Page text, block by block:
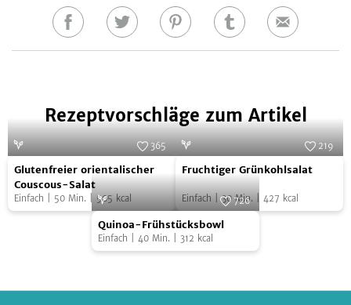
Auf
Auf
Auf
Auf
E-
Rezeptvorschläge zum Artikel
Glutenfreier
orientalischer
Couscous-
Foto:SevenCooks
365
Glutenfreier orientalischer
Couscous-Salat
Einfach 50 Min. 505 kcal
Fruchtiger
Grünkohlsalat
Foto: SevenCooks
219
Fruchtiger Grünkohlsalat
Einfach |30 Min. 427 kcal
Quinoa-
Frühstücksbowl
Foto: SevenCooks
726
Quinoa-Frühstücksbowl
Einfach 40 Min. 312 kcal